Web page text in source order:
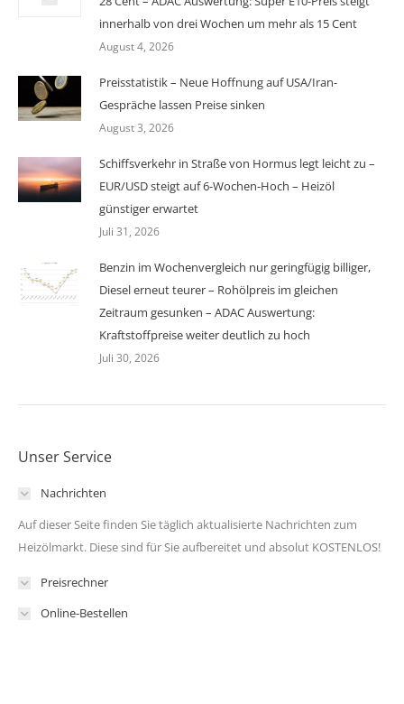
innerhalb von drei Wochen um mehr als 15 Cent
August 4, 2026
Preisstatistik – Neue Hoffnung auf USA/Iran-
Gespräche lassen Preise sinken
August 3, 2026
Schiffsverkehr in Straße von Hormus legt leicht zu –
EUR/USD steigt auf 6-Wochen-Hoch – Heizöl
günstiger erwartet
Juli 31, 2026
Benzin im Wochenvergleich nur geringfügig billiger,
Diesel erneut teurer – Rohölpreis im gleichen
Zeitraum gesunken – ADAC Auswertung:
Kraftstoffpreise weiter deutlich zu hoch
Juli 30, 2026
Unser Service
Nachrichten
Auf dieser Seite finden Sie täglich aktualisierte Nachrichten zum
Heizölmarkt. Diese sind für Sie aufbereitet und absolut KOSTENLOS!
Preisrechner
Online-Bestellen